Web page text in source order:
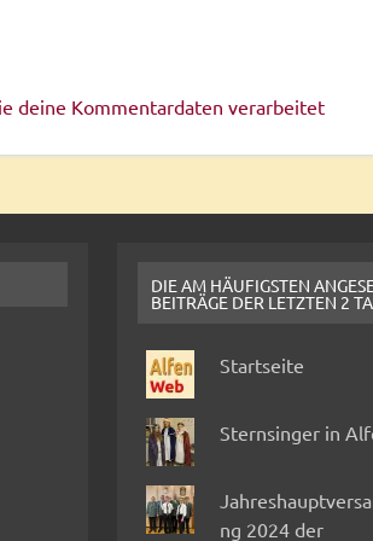
deine Kommentardaten verarbeitet
DIE AM HÄUFIGSTEN
BEITRÄGE DER LETZTEN 2
Startseite
Sternsinger in
ng 2024 der